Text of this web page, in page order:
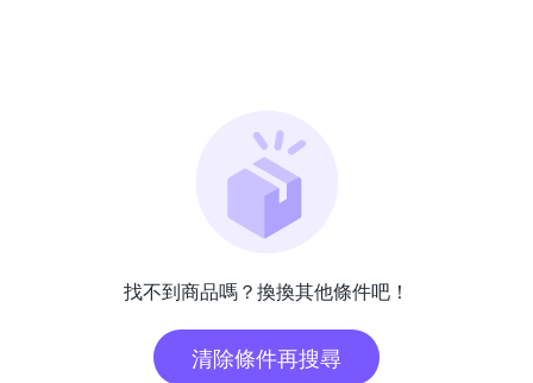
找不到商品嗎？換換其他條件吧！
清除條件再搜尋